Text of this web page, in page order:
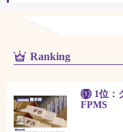
Ranking
1位
FPMS